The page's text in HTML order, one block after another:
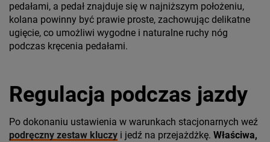
pedałami, a pedał znajduje się w najniższym położeniu,
kolana powinny być prawie proste, zachowując delikatne
ugięcie, co umożliwi wygodne i naturalne ruchy nóg
podczas kręcenia pedałami.
Regulacja podczas jazdy
Po dokonaniu ustawienia w warunkach stacjonarnych weź
podręczny zestaw kluczy i jedź na przejażdżkę. Właściwa,